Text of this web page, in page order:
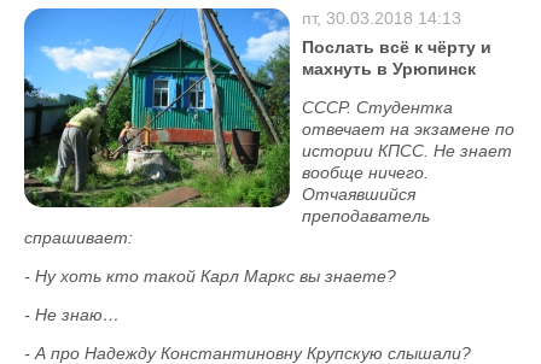
пт, 30.03.2018 14:13
Послать всё к чёрту и
махнуть в Урюпинск
СССР. Студентка
отвечает на экзамене по
истории КПСС. Не знает
вообще ничего.
Отчаявшийся
преподаватель
спрашивает:
- Ну хоть кто такой Карл Маркс вы знаете?
- Не знаю…
- А про Надежду Константиновну Крупскую слышали?